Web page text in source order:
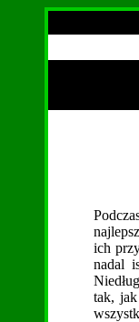
ich
nadal
tak,